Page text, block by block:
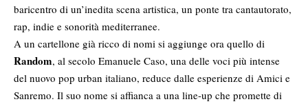
baricentro di un’inedita scena artistica, un ponte tra cantautorato,
rap, indie e sonorità mediterranee.
A un cartellone già ricco di nomi si aggiunge ora quello di
Random, al secolo Emanuele Caso, una delle voci più intense
del nuovo pop urban italiano, reduce dalle esperienze di Amici e
Sanremo. Il suo nome si affianca a una line-up che promette di